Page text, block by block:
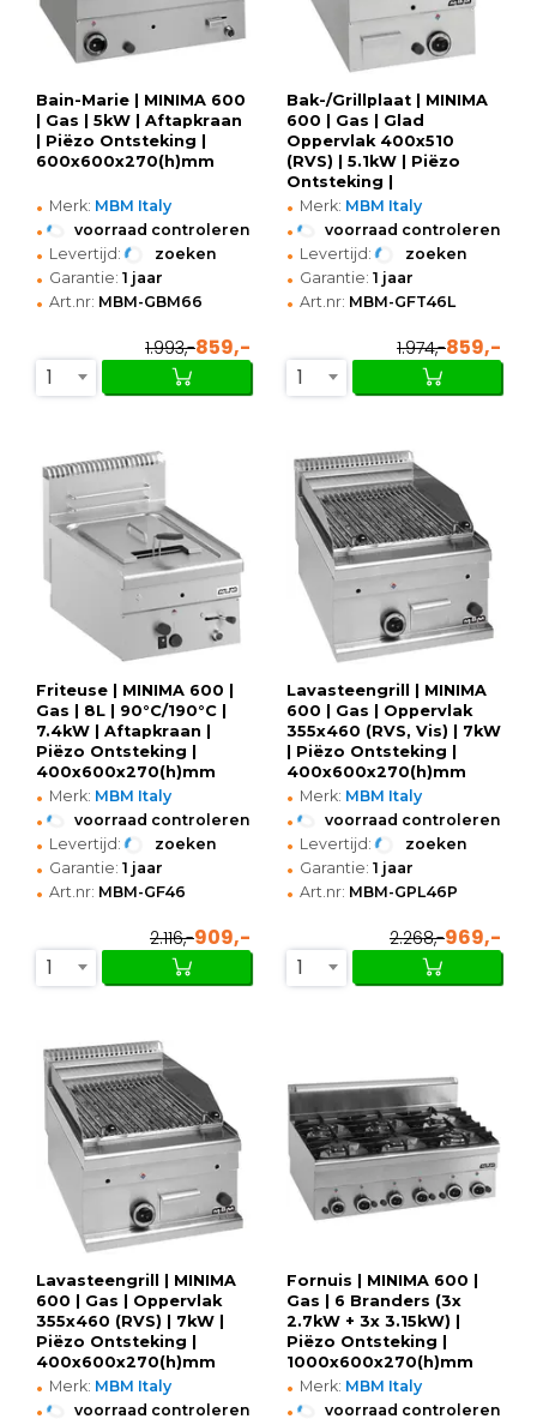
Bain-Marie | MINIMA 600
| Gas | 5kW | Aftapkraan
| Piëzo Ontsteking |
600x600x270(h)mm
• Merk: MBM Italy
• voorraad controleren
• Levertijd: zoeken
• Garantie: 1 jaar
• Art.nr: MBM-GBM66
1.993,-859,-
1
Bak-/Grillplaat | MINIMA
600 | Gas | Glad
Oppervlak 400x510
(RVS) | 5.1kW | Piëzo
Ontsteking |
400x600x270(h)mm
• Merk: MBM Italy
• voorraad controleren
• Levertijd: zoeken
• Garantie: 1 jaar
• Art.nr: MBM-GFT46L
1.974,-859,-
1
Friteuse | MINIMA 600 |
Gas | 8L | 90°C/190°C |
7.4kW | Aftapkraan |
Piëzo Ontsteking |
400x600x270(h)mm
• Merk: MBM Italy
• voorraad controleren
• Levertijd: zoeken
• Garantie: 1 jaar
• Art.nr: MBM-GF46
2.116,-909,-
1
Lavasteengrill | MINIMA
600 | Gas | Oppervlak
355x460 (RVS, Vis) | 7kW
| Piëzo Ontsteking |
400x600x270(h)mm
• Merk: MBM Italy
• voorraad controleren
• Levertijd: zoeken
• Garantie: 1 jaar
• Art.nr: MBM-GPL46P
2.268,-969,-
1
Lavasteengrill | MINIMA
600 | Gas | Oppervlak
355x460 (RVS) | 7kW |
Piëzo Ontsteking |
400x600x270(h)mm
• Merk: MBM Italy
• voorraad controleren
Fornuis | MINIMA 600 |
Gas | 6 Branders (3x
2.7kW + 3x 3.15kW) |
Piëzo Ontsteking |
1000x600x270(h)mm
• Merk: MBM Italy
• voorraad controleren